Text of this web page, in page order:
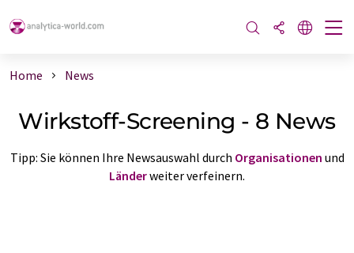
Home News
Wirkstoff-Screening - 8 News
Tipp: Sie können Ihre Newsauswahl durch Organisationen und
Länderweiter verfeinern.